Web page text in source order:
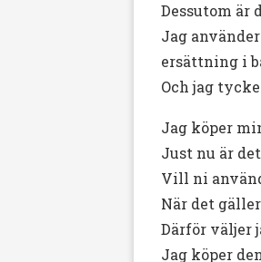
Dessutom är
Jag
ersättning i
Och jag
Jag köper
Just nu är
Vill ni
När det
Därför väljer
Jag köper